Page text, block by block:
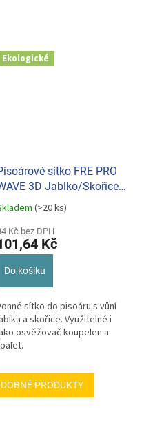
Ekologické
sítko FRE PRO
3D Jablko/Skořice
červená) 013002
je
(>20 ks)
Kč bez DPH
Kč
Do košíku
sítko do pisoáru s vůní
a skořice. Využitelné i
osvěžovač koupelen a
PRODUKTY